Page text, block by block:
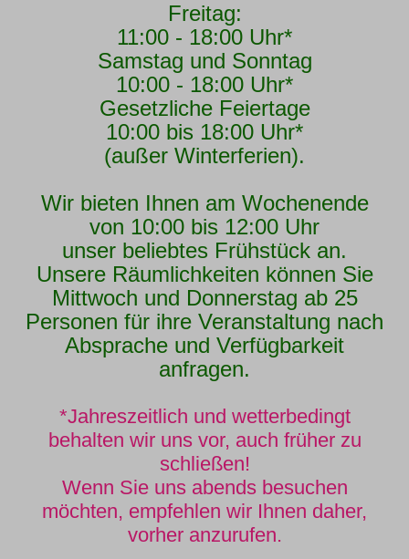
Freitag:
11:00 - 18:00 Uhr*
Samstag und Sonntag
10:00 - 18:00 Uhr*
Gesetzliche Feiertage
10:00 bis 18:00 Uhr*
(außer Winterferien).
Wir bieten Ihnen am Wochenende
von 10:00 bis 12:00 Uhr
unser beliebtes Frühstück an.
Unsere Räumlichkeiten können Sie
Mittwoch und Donnerstag ab 25
Personen für ihre Veranstaltung nach
Absprache und Verfügbarkeit
anfragen.
*Jahreszeitlich und wetterbedingt
behalten wir uns vor, auch früher zu
schließen!
Wenn Sie uns abends besuchen
möchten, empfehlen wir Ihnen daher,
vorher anzurufen.